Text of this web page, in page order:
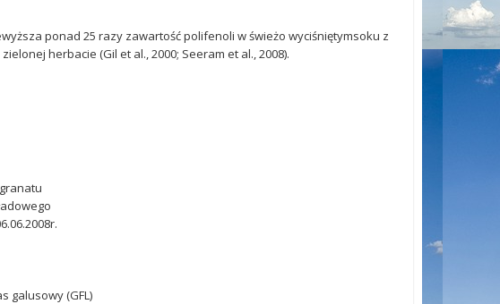
ponad 25 razy zawartość polifenoli w świeżo wyciśniętymsoku z
herbacie (Gil et al., 2000; Seeram et al., 2008).
galusowy (GFL)